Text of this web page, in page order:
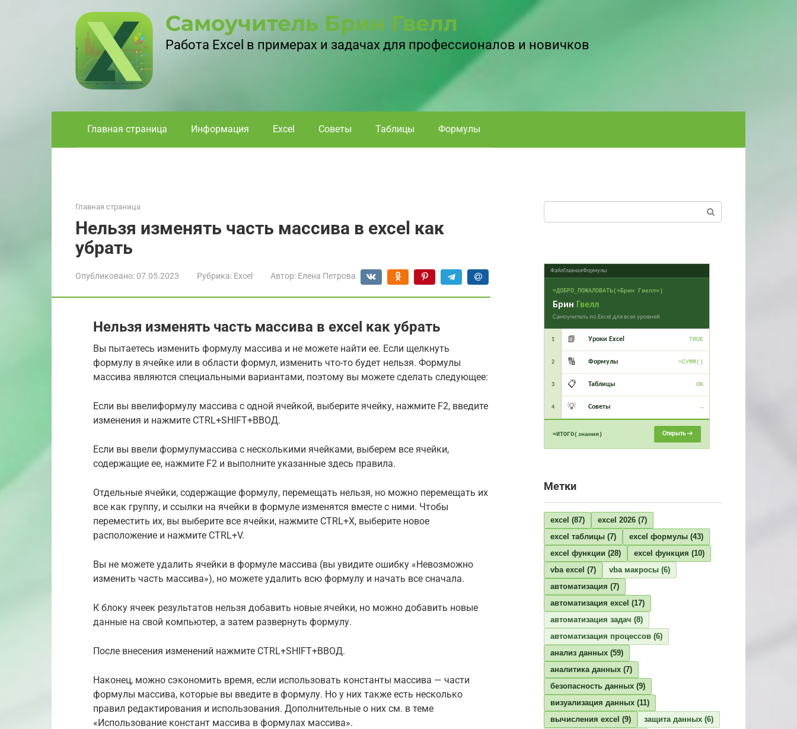
Самоучитель Брин Гвелл
Работа Excel в примерах и задачах для профессионалов и новичков
Главная страница Информация Excel Советы Таблицы Формулы
Главная страница
Нельзя изменять часть массива в excel как
убрать
Опубликовано: 07.05.2023 Рубрика: Excel Автор: Елена Петрова
Нельзя изменять часть массива в excel как убрать
Вы пытаетесь изменить формулу массива и не можете найти ее. Если щелкнуть
формулу в ячейке или в области формул, изменить что-то будет нельзя. Формулы
массива являются специальными вариантами, поэтому вы можете сделать следующее:
Если вы ввелиформулу массива с одной ячейкой, выберите ячейку, нажмите F2, введите
изменения и нажмите CTRL+SHIFT+ВВОД.
Если вы ввели формулумассива с несколькими ячейками, выберем все ячейки,
содержащие ее, нажмите F2 и выполните указанные здесь правила.
Отдельные ячейки, содержащие формулу, перемещать нельзя, но можно перемещать их
все как группу, и ссылки на ячейки в формуле изменятся вместе с ними. Чтобы
переместить их, вы выберите все ячейки, нажмите CTRL+X, выберите новое
расположение и нажмите CTRL+V.
Вы не можете удалить ячейки в формуле массива (вы увидите ошибку «Невозможно
изменить часть массива»), но можете удалить всю формулу и начать все сначала.
К блоку ячеек результатов нельзя добавить новые ячейки, но можно добавить новые
данные на свой компьютер, а затем развернуть формулу.
После внесения изменений нажмите CTRL+SHIFT+ВВОД.
Наконец, можно сэкономить время, если использовать константы массива — части
формулы массива, которые вы введите в формулу. Но у них также есть несколько
правил редактирования и использования. Дополнительные о них см. в теме
«Использование констант массива в формулах массива».
ФайлГлавнаяФормулы
=ДОБРО_ПОЖАЛОВАТЬ(«Брин Гвелл»)
Брин Гвелл
Самоучитель по Excel для всех уровней
1 📗 Уроки Excel TRUE
2 🔢 Формулы =СУММ()
3 📋 Таблицы OK
4 💡 Советы →
=ИТОГО(знания) Открыть →
Метки
excel (87) excel 2026 (7)
excel таблицы (7) excel формулы (43)
excel функции (28) excel функция (10)
vba excel (7) vba макросы (6)
автоматизация (7)
автоматизация excel (17)
автоматизация задач (8)
автоматизация процессов (6)
анализ данных (59)
аналитика данных (7)
безопасность данных (9)
визуализация данных (11)
вычисления excel (9) защита данных (6)